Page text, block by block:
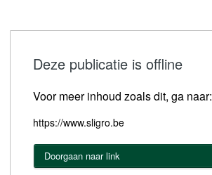
Deze publicatie is offline
Voor meer inhoud zoals dit, ga naar:
https://www.sligro.be
Doorgaan naar link